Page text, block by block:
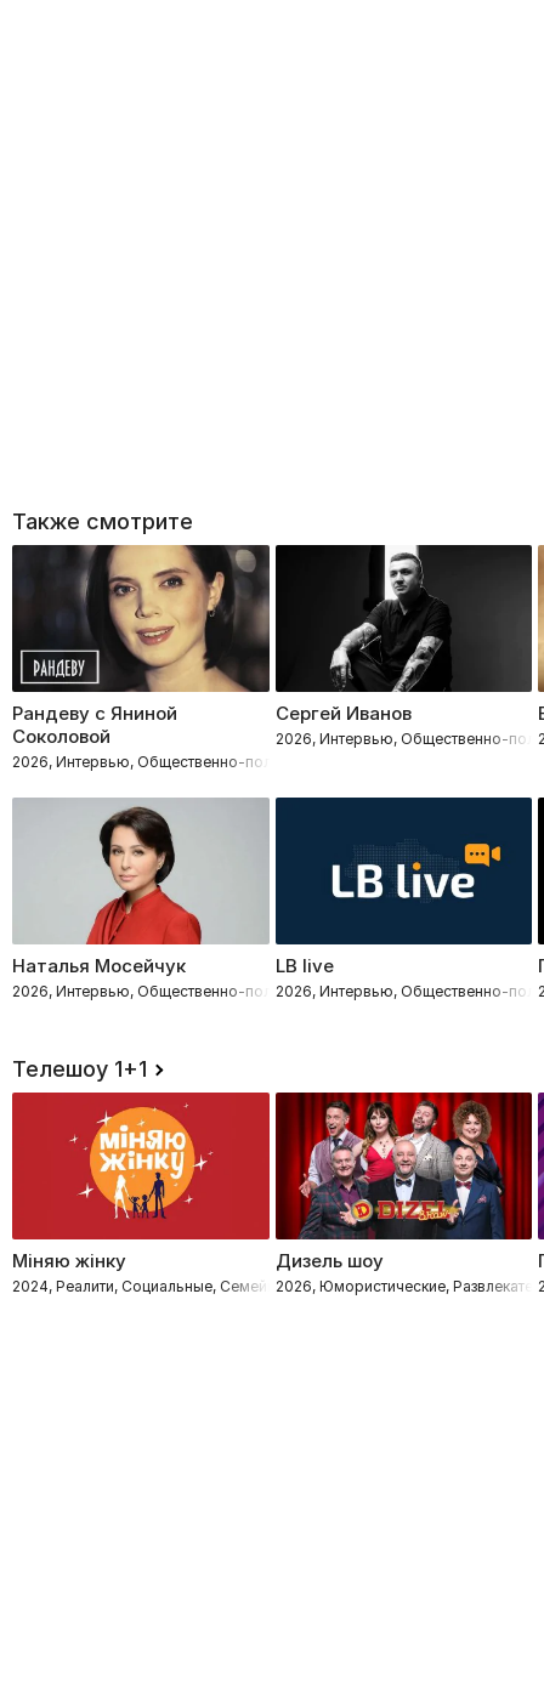
Также смотрите
Рандеву с Яниной
Соколовой
2026, Интервью, Общественно-политическое
Сергей Иванов
2026, Интервью, Общественно-
Наталья Мосейчук
2026, Интервью, Общественно-политическое
LB live
2026, Интервью, Общественно-
Телешоу 1+1
Міняю жінку
2024, Реалити, Социальные, Семейные
Дизель шоу
2026, Юмористические,